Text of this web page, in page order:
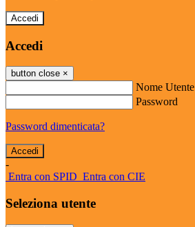
Accedi
Accedi
button close ×
Nome Utente
Password
Password dimenticata?
-
Entra con SPID Entra con CIE
Seleziona utente